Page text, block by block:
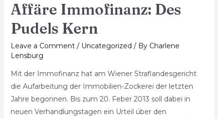
Affäre Immofinanz: Des
Pudels Kern
Leave a Comment / Uncategorized / By Charlene
Lensburg
Mit der Immofinanz hat am Wiener Straflandesgericht
die Aufarbeitung der Immobilien-Zockerei der letzten
Jahre begonnen. Bis zum 20. Feber 2013 soll dabei in
neuen Verhandlungstagen ein Urteil über den